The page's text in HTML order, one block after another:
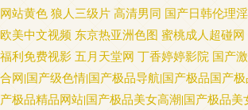
网站黄色 狼人三级片 高清男同 国产日韩伦理淫
欧美中文视频 东京热亚洲色图 蜜桃成人超碰网
福利免费视影 五月天堂网 丁香婷婷影院 国产
合网|国产级色情|国产极品导航|国产极品国产
产极品精品网站|国产极品美女高潮|国产极品